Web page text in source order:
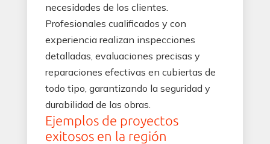
necesidades de los clientes.
Profesionales cualificados y con
experiencia realizan inspecciones
detalladas, evaluaciones precisas y
reparaciones efectivas en cubiertas de
todo tipo, garantizando la seguridad y
durabilidad de las obras.
Ejemplos de proyectos
exitosos en la región